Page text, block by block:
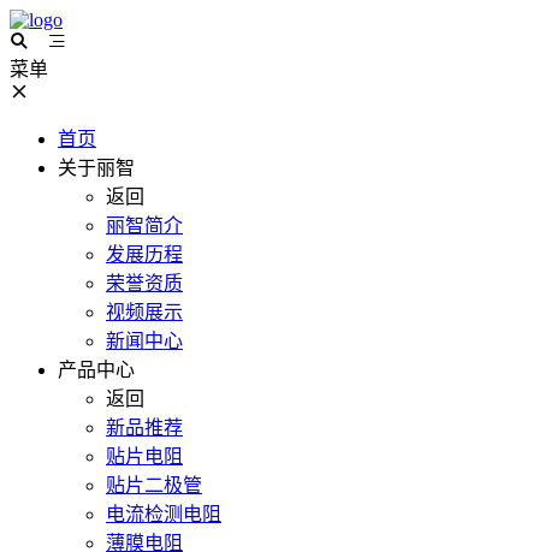
菜单
首页
关于丽智
返回
丽智简介
发展历程
荣誉资质
视频展示
新闻中心
产品中心
返回
新品推荐
贴片电阻
贴片二极管
电流检测电阻
薄膜电阻